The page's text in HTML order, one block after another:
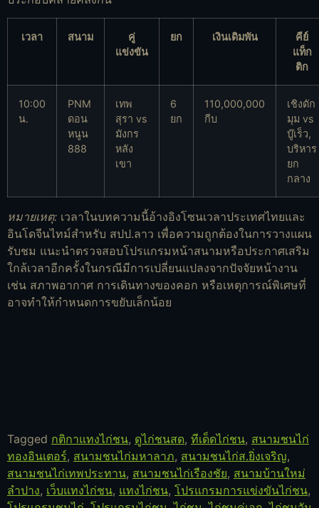
เวลา สนาม
คู่
แข่งขัน
ยก เงินเดิมพัน
คีย์
แท็ก
ติก
10:00
น.
PNM
ดอน
หนูน
888
เทพ
สุรา vs
มังกร
หลัง
เขา
6
ยก
110,000,000
กีบ
เชิงดัก
มุม vs
บู๊เร็ว,
บริหาร
ยก
กลาง
หมายเหตุ: เวลาในบทความนี้อ้างอิงโซนเวลาประเทศไทยและ
อินโดจีนไทม์สำหรับ สปป.ลาว เพื่อความถูกต้องในการวางแผน
รับชม แนะนำตรวจสอบโปรแกรมหน้าสนามหรือประกาศเสริม
ใกล้เวลาอีกครั้งในกรณีมีการเปลี่ยนแปลงจากปัจจัยหน้างาน
เช่น สภาพอากาศ การเดินทางของคอก หรือเหตุการณ์พิเศษที่
อาจทำให้กำหนดการขยับเล็กน้อย
Tagged กติกาแทงไก่ชน, ดูไก่ชนสด, ทีเด็ดไก่ชน, สนามชนไก่
ทองอินเตอร์, สนามชนไก่มหาลาภ, สนามชนไก่ส.ยิ่งเจริญ,
สนามชนไก่เทพประทาน, สนามชนไก่เรืองชัย, สนามบ้านใหม่
ลำปาง, เว็บแทงไก่ชน, แทงไก่ชน, โปรแกรมการแข่งขันไก่ชน,